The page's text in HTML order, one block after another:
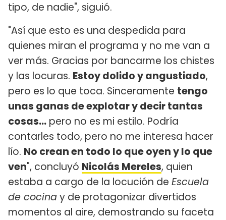
tipo, de nadie", siguió.
"Así que esto es una despedida para
quienes miran el programa y no me van a
ver más. Gracias por bancarme los chistes
y las locuras. Estoy dolido y angustiado,
pero es lo que toca. Sinceramente tengo
unas ganas de explotar y decir tantas
cosas... pero no es mi estilo. Podría
contarles todo, pero no me interesa hacer
lío. No crean en todo lo que oyen y lo que
ven", concluyó Nicolás Mereles, quien
estaba a cargo de la locución de Escuela
de cocinay de protagonizar divertidos
momentos al aire, demostrando su faceta